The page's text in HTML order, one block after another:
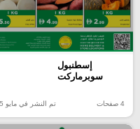
إسطنبول
سوبرماركت
4 صفحات تم النشر في مايو 25